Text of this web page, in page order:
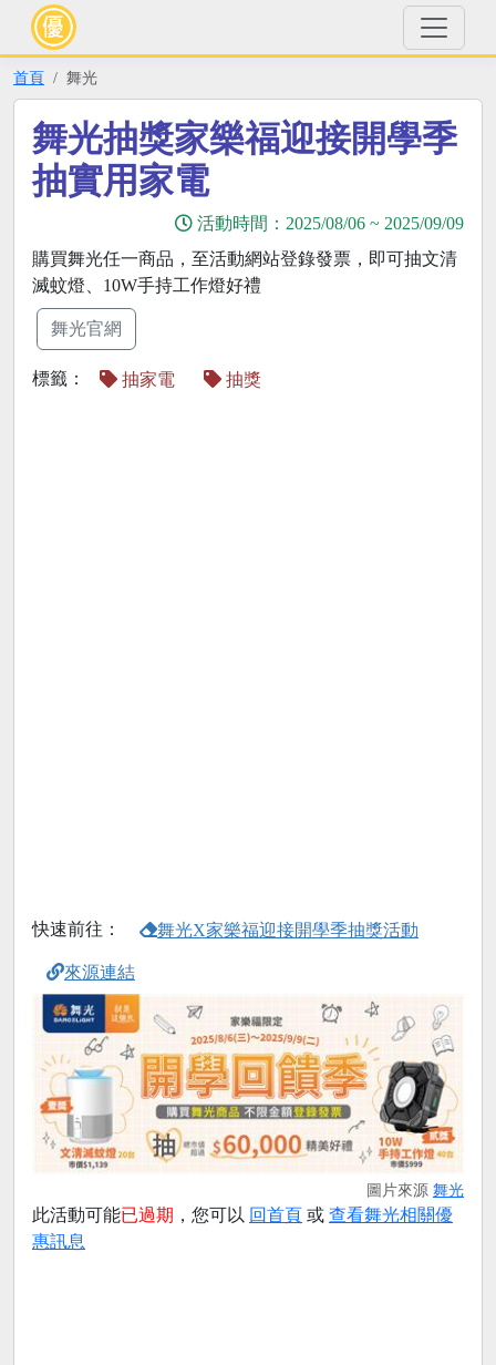
首頁 舞光
舞光抽獎家樂福迎接開學季
抽實用家電
活動時間： 2025/08/06 ~ 2025/09/09
購買舞光任一商品，至活動網站登錄發票，即可抽文清
滅蚊燈、10W手持工作燈好禮
舞光官網
標籤： 抽家電 抽獎
快速前往： 舞光X家樂福迎接開學季抽獎活動
來源連結
圖片來源 舞光
此活動可能已過期 ，您可以 回首頁 或 查看舞光相關優
惠訊息